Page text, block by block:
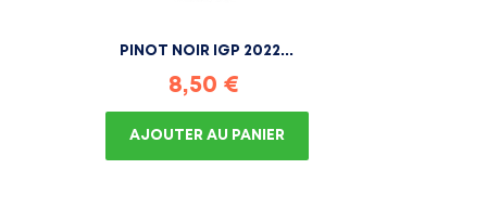
PINOT NOIR IGP 2022...
Prix
8,50 €
AJOUTER AU PANIER